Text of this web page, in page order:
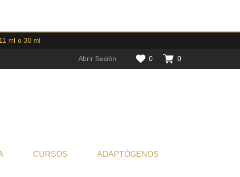
ml o 30 ml
Abrir Sesión 0 0
CURSOS ADAPTÓGENOS